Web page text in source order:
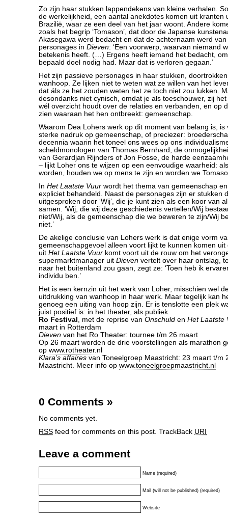
Zo zijn haar stukken lappendekens van kleine verhalen.
de werkelijkheid, een aantal anekdotes komen uit kranten
Brazilië, waar ze een deel van het jaar woont. Andere
zoals het begrip ‘Tomason’, dat door de Japanse
Akasegawa werd bedacht en dat de achternaam werd
personages in Dieven: ‘Een voorwerp, waarvan niemand
betekenis heeft. (…) Ergens heeft iemand het bedacht,
bepaald doel nodig had. Maar dat is verloren gegaan.’
Het zijn passieve personages in haar stukken,
wanhoop. Ze lijken niet te weten wat ze willen van het
dat áls ze het zouden weten het ze toch niet zou lukken.
desondanks niet cynisch, omdat je als toeschouwer, zij
wél overzicht houdt over de relaties en verbanden, en op
zien waaraan het hen ontbreekt: gemeenschap.
Waarom Dea Lohers werk op dit moment van belang is, is
sterke nadruk op gemeenschap, of preciezer:
decennia waarin het toneel ons wees op ons
scheldmonologen van Thomas Bernhard, de
van Gerardjan Rijnders of Jon Fosse, de harde
– lijkt Loher ons te wijzen op een eenvoudige waarheid:
worden, houden we op mens te zijn en worden we
In Het Laatste Vuur wordt het thema van gemeenschap
expliciet behandeld. Naast de personages zijn er stukken
uitgesproken door ‘Wij’, die je kunt zien als een koor van
samen. ‘Wij, die wij deze geschiedenis vertellen/Wij
niet/Wij, als de gemeenschap die we beweren te zijn/Wij
niet.’
De akelige conclusie van Lohers werk is dat enige vorm
gemeenschapgevoel alleen voort lijkt te kunnen komen uit
uit Het Laatste Vuur komt voort uit de rouw om het
supermarktmanager uit Dieven vertelt over haar ontslag,
naar het buitenland zou gaan, zegt ze: ‘Toen heb ik
individu ben.’
Het is een kernzin uit het werk van Loher, misschien wel
uitdrukking van wanhoop in haar werk. Maar tegelijk kan
genoeg een uiting van hoop zijn. Er is tenslotte een plek
juist positief is: in het theater, als publiek.
Ro Festival , met de reprise van Onschuld en Het Laatste
maart in Rotterdam
Dieven van het Ro Theater: tournee t/m 26 maart
Op 26 maart worden de drie voorstellingen als marathon
op www.rotheater.nl
Klara’s affaires van Toneelgroep Maastricht: 23 maart t/m
Maastricht. Meer info op www.toneelgroepmaastricht.nl
0 Comments »
No comments yet.
RSS feed for comments on this post. TrackBack URI
Leave a comment
Name (required)
Mail (will not be published) (required)
Website